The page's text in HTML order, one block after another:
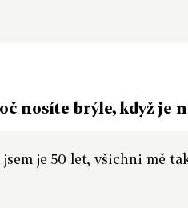
nosíte brýle, když je
je 50 let, všichni mě